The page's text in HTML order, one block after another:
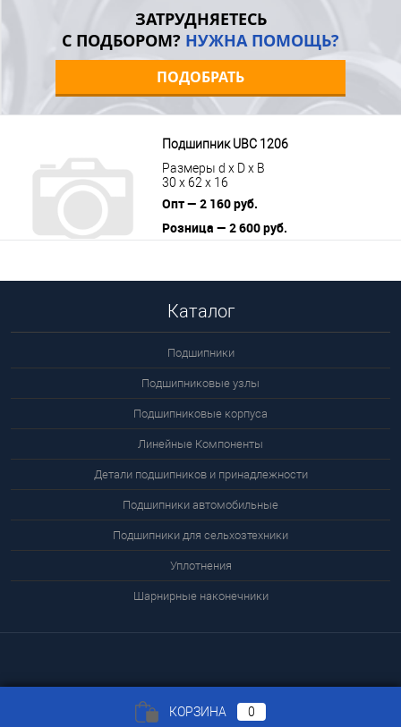
ЗАТРУДНЯЕТЕСЬ
С ПОДБОРОМ? НУЖНА ПОМОЩЬ?
ПОДОБРАТЬ
Подшипник UBC 1206
Размеры d x D x B
30 x 62 x 16
Опт — 2 160 руб.
Розница — 2 600 руб.
Каталог
Подшипники
Подшипниковые узлы
Подшипниковые корпуса
Линейные Компоненты
Детали подшипников и принадлежности
Подшипники автомобильные
Подшипники для сельхозтехники
Уплотнения
Шарнирные наконечники
КОРЗИНА 0